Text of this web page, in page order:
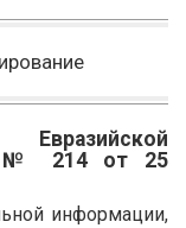
№ 214 от 25
информации,